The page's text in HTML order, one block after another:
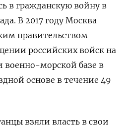
в гражданскую войну в
В 2017 году Москва
правительством
российских войск на
морской базе в
основе в течение 49
взяли власть в свои